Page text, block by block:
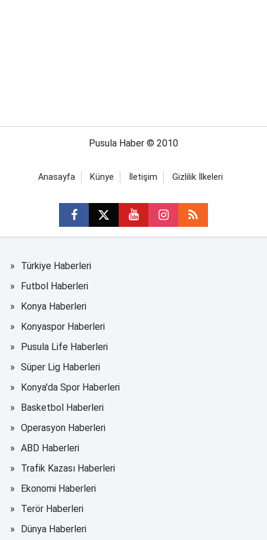
Pusula Haber © 2010
Anasayfa Künye İletişim Gizlilik İlkeleri
Türkiye Haberleri
Futbol Haberleri
Konya Haberleri
Konyaspor Haberleri
Pusula Life Haberleri
Süper Lig Haberleri
Konya'da Spor Haberleri
Basketbol Haberleri
Operasyon Haberleri
ABD Haberleri
Trafik Kazası Haberleri
Ekonomi Haberleri
Terör Haberleri
Dünya Haberleri